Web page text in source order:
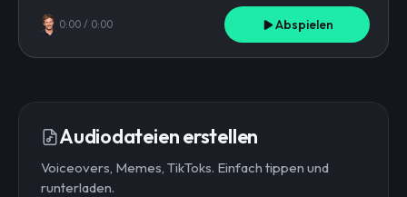
0:00 / 0:00 Abspielen
Audiodateien erstellen
Voiceovers, Memes, TikToks. Einfach tippen und
runterladen.